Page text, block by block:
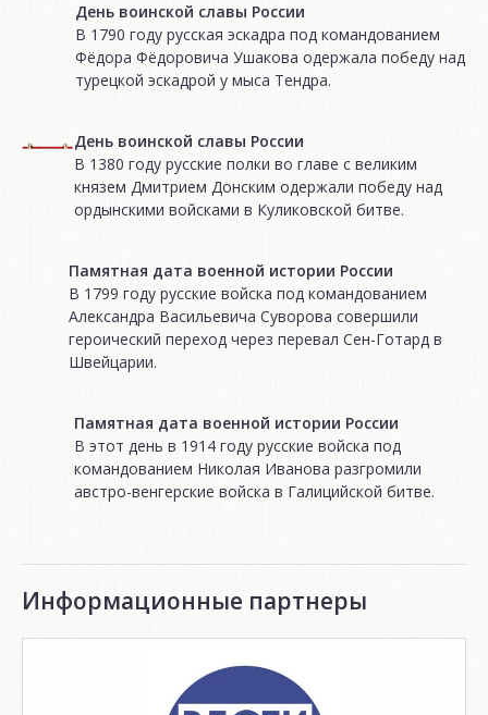
День воинской славы России
В 1790 году русская эскадра под командованием
Фёдора Фёдоровича Ушакова одержала победу над
турецкой эскадрой у мыса Тендра.
День воинской славы России
В 1380 году русские полки во главе с великим
князем Дмитрием Донским одержали победу над
ордынскими войсками в Куликовской битве.
Памятная дата военной истории России
В 1799 году русские войска под командованием
Александра Васильевича Суворова совершили
героический переход через перевал Сен-Готард в
Швейцарии.
Памятная дата военной истории России
В этот день в 1914 году русские войска под
командованием Николая Иванова разгромили
австро-венгерские войска в Галицийской битве.
Информационные партнеры